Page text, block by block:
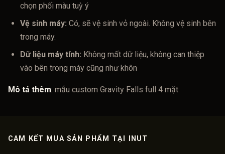
chọn phối màu tuỳ ý
Vệ sinh máy: Có, sẽ vệ sinh vỏ ngoài. Không vệ sinh bên
trong máy.
Dữ liệu máy tính: Không mất dữ liệu, không can thiệp
vào bên trong máy cũng như khôn
Mô tả thêm: mẫu custom Gravity Falls full 4 mặt
CAM KẾT MUA SẢN PHẨM TẠI INUT